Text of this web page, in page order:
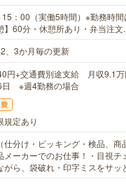
：00（実働5時間）※勤務時
】60分・休憩所あり・弁当注
3か月毎の更新
円+交通費別途支給 月収9.1
日 ※週4勤務の場合
規定あり
仕分け・ピッキング・検品、商
メーカーでのお仕事！・目視チ
がら、袋破れ・印字ミスをサ